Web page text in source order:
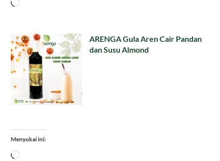
Memuat...
ARENGA Gula Aren Cair Pandan
dan Susu Almond
Menyukai ini:
Memuat...